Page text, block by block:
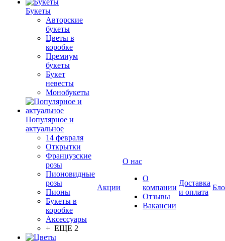
Букеты
Авторские
букеты
Цветы в
коробке
Премиум
букеты
Букет
невесты
Монобукеты
Популярное и
актуальное
14 февраля
Открытки
Французские
розы
Пионовидные
розы
Пионы
Букеты в
коробке
Аксессуары
+ ЕЩЕ 2
Акции
О нас
О
компании
Отзывы
Вакансии
Доставка
и оплата